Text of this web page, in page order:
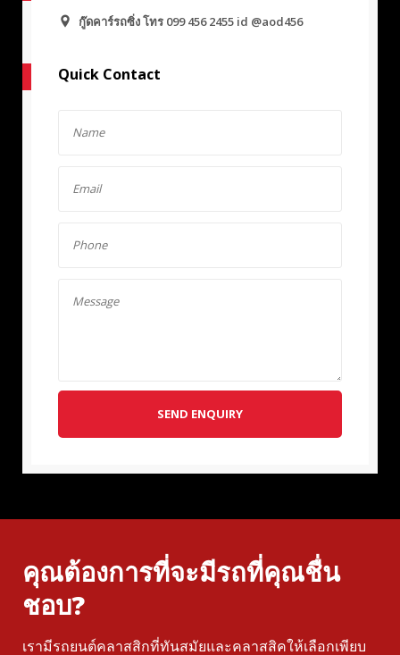
กู๊ดคาร์รถซิ่ง โทร 099 456 2455 id @aod456
Quick Contact
SEND ENQUIRY
คุณต้องการที่จะมีรถที่คุณชื่น
ชอบ?
เรามีรถยนต์คลาสสิกที่ทันสมัยและคลาสสิคให้เลือกเพียบ